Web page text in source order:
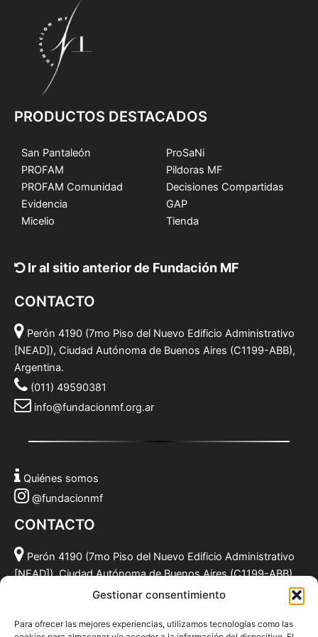
Gestionar consentimiento
Para ofrecer las mejores experiencias, utilizamos tecnologías como las
PRODUCTOS DESTACADOS
San Pantaleón
PROFAM
PROFAM Comunidad
Evidencia
Micelio
ProSaNi
Pildoras MF
Decisiones Compartidas
GAP
Tienda
Ir al sitio anterior de Fundación MF
CONTACTO
Perón 4190 (7mo Piso del Nuevo Edificio Administrativo
[NEAD]), Ciudad Autónoma de Buenos Aires (C1199-ABB),
Argentina.
(011) 49590381
info@fundacionmf.org.ar
Quiénes somos
@fundacionmf
CONTACTO
Perón 4190 (7mo Piso del Nuevo Edificio Administrativo
[NEAD]), Ciudad Autónoma de Buenos Aires (C1199-ABB),
info@fundacionmf.org.ar